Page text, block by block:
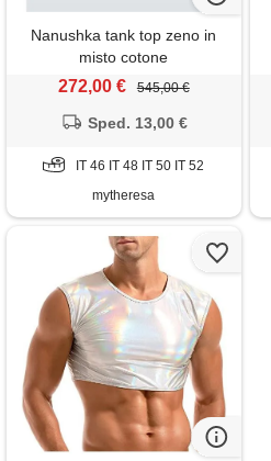
Nanushka tank top zeno in
misto cotone
272,00 € 545,00 €
Sped. 13,00 €
IT 46 IT 48 IT 50 IT 52
mytheresa